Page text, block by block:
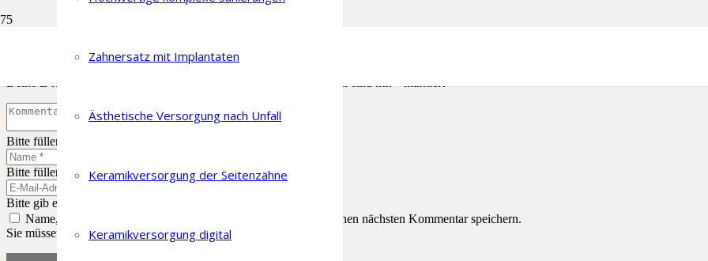
Zahnersatz mit Implantaten
Ästhetische Versorgung nach Unfall
Keramikversorgung der Seitenzähne
Keramikversorgung digital
Bitte füllen Sie dieses Feld aus.
Bitte füllen Sie dieses Feld aus.
Bitte gib eine gültige E-Mail-Adresse ein.
Name, E-Mail-Adresse und Website in diesem Browser für meinen nächsten Kommentar speichern.
Sie müssen den Bedingungen zustimmen, um fortzufahren.